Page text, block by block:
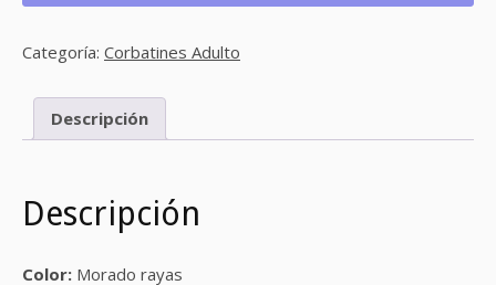
Categoría: Corbatines Adulto
Descripción
Descripción
Color: Morado rayas